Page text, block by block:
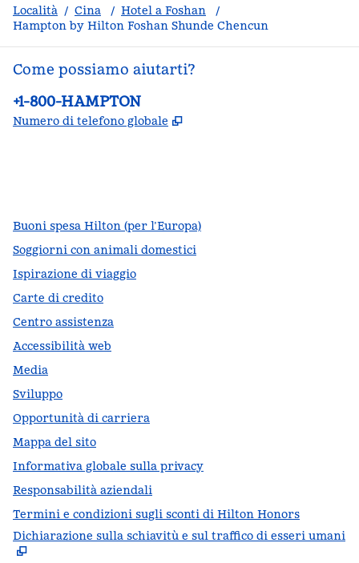
Località / Cina / Hotel a Foshan
/
Hampton by Hilton Foshan Shunde Chencun
Come possiamo aiutarti?
Telefono:
+1-800-HAMPTON
Numero di telefono globale ,
Buoni spesa Hilton (per l’Europa)
Soggiorni con animali domestici
Ispirazione di viaggio
Carte di credito
Centro assistenza
Accessibilità web
Media
Sviluppo
Opportunità di carriera
Mappa del sito
Informativa globale sulla privacy
Responsabilità aziendali
Termini e condizioni sugli sconti di Hilton Honors
Dichiarazione sulla schiavitù e sul traffico di esseri umani